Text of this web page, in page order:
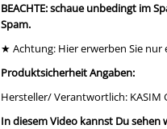
BEACHTE: schaue unbedingt im
Spam.
★ Achtung: Hier erwerben Sie nur
Produktsicherheit Angaben:
Hersteller/ Verantwortlich: KASIM
In diesem Video kannst Du